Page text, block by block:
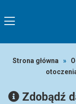
Strona główna »
Zdobądź